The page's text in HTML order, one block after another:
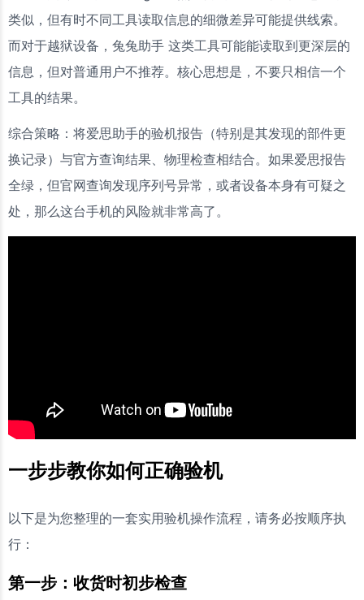
类似，但有时不同工具读取信息的细微差异可能提供线索。
而对于越狱设备，兔兔助手 这类工具可能能读取到更深层的
信息，但对普通用户不推荐。核心思想是，不要只相信一个
工具的结果。
综合策略：将爱思助手的验机报告（特别是其发现的部件更
换记录）与官方查询结果、物理检查相结合。如果爱思报告
全绿，但官网查询发现序列号异常，或者设备本身有可疑之
处，那么这台手机的风险就非常高了。
一步步教你如何正确验机
以下是为您整理的一套实用验机操作流程，请务必按顺序执
行：
第一步：收货时初步检查